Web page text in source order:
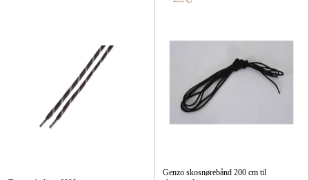
Genzo skosnørebånd 200 cm til